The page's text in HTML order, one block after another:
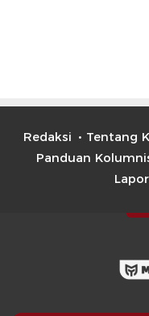
Redaksi Tentang
Panduan